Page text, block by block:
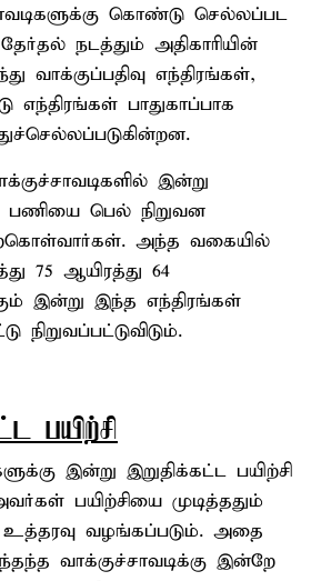
கொண்டு செல்லப்பட
நடத்தும் அதிகாரியின்
வாக்குப்பதிவு எந்திரங்கள்,
எந்திரங்கள் பாதுகாப்பாக
இன்று
பணியை பெல் நிறுவன
அந்த வகையில்
75 ஆயிரத்து 64
இன்று இந்த எந்திரங்கள்
பயிற்சி
இன்று இறுதிக்கட்ட பயிற்சி
பயிற்சியை முடித்ததும்
வழங்கப்படும். அதை
வாக்குச்சாவடிக்கு இன்றே